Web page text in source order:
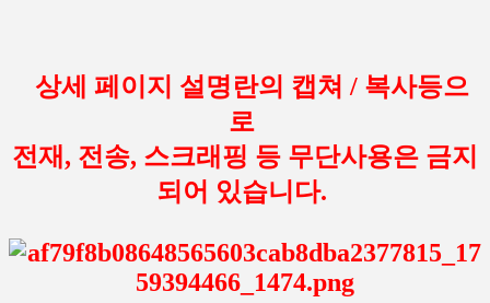
상세 페이지 설명란의 캡쳐 / 복사등으
로
전재, 전송, 스크래핑 등 무단사용은 금지
되어 있습니다.